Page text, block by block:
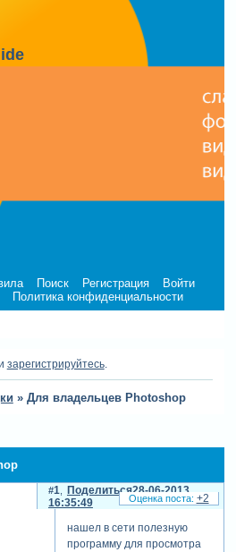
Поиск Регистрация
Войти
Политика конфиденциальности
зарегистрируйтесь.
» Для владельцев Photoshop
Поделиться
1
28-06-2013
16:35:49
нашел в сети полезную
программу для просмотра
+2